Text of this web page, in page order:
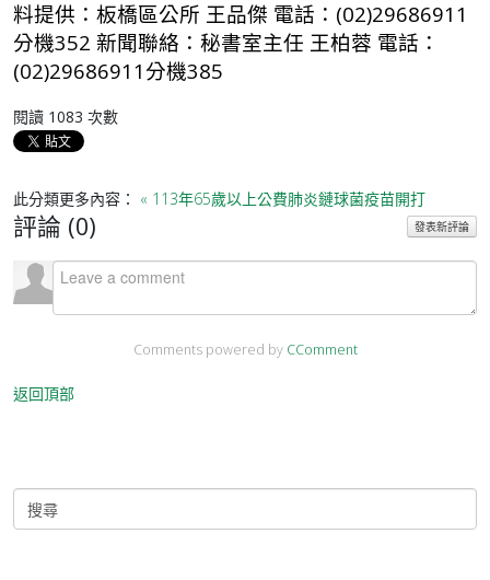
料提供：板橋區公所 王品傑 電話：(02)29686911
分機352 新聞聯絡：秘書室主任 王柏蓉 電話：
(02)29686911分機385
閱讀 1083 次數
此分類更多內容： « 113年65歲以上公費肺炎鏈球菌疫苗開打
評論 (0) 發表新評論
Comments powered by CComment
返回頂部